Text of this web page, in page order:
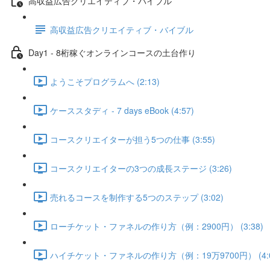
高収益広告クリエイティブ・バイブル
Day1 - 8桁稼ぐオンラインコースの土台作り
ようこそプログラムへ (2:13)
ケーススタディ - 7 days eBook (4:57)
コースクリエイターが担う5つの仕事 (3:55)
コースクリエイターの3つの成長ステージ (3:26)
売れるコースを制作する5つのステップ (3:02)
ローチケット・ファネルの作り方（例：2900円） (3:38)
ハイチケット・ファネルの作り方（例：19万9700円）